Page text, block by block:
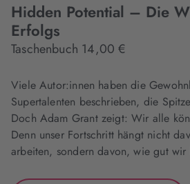
Hidden Potential – Die
Erfolgs
Taschenbuch 14,00 €
Viele Autor:innen haben die
Supertalenten beschrieben, die
Doch Adam Grant zeigt: Wir alle
Denn unser Fortschritt hängt nicht
arbeiten, sondern davon, wie gut